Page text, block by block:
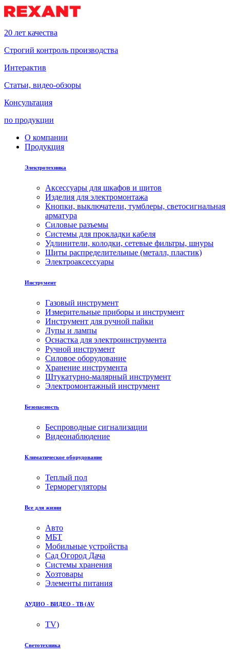
20 лет качества
Строгий контроль производства
Интерактив
Статьи, видео-обзоры
Консультация
по продукции
О компании
Продукция
Электротехника
Аксессуары для шкафов и щитов
Изделия для электромонтажа
Кнопки, выключатели, тумблеры, светосигнальная
арматура
Силовые разъемы
Системы для прокладки кабеля
Удлинители, колодки, сетевые фильтры, шнуры
Щиты распределительные (металл, пластик)
Электроаксессуары
Инструмент
Газовый инструмент
Измерительные приборы и инструмент
Инструмент для ручной пайки
Лупы и лампы
Оснастка для электроинструмента
Ручной инструмент
Силовое оборудование
Хранение инструмента
Штукатурно-малярный инструмент
Электромонтажный инструмент
Безопасность
Беспроводные сигнализации
Видеонаблюдение
Климатическое оборудование
Теплый пол
Терморегуляторы
Все для жизни
Авто
МБТ
Мобильные устройства
Сад Огород Дача
Системы хранения
Хозтовары
Элементы питания
АУДИО - ВИДЕО - ТВ (AV
TV)
Светотехника